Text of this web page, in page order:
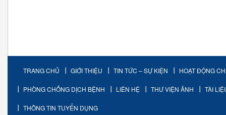
TRANG CHỦ GIỚI THIỆU TIN TỨC – SỰ KIỆN HOẠT ĐỘNG
PHÒNG CHỐNG DỊCH BỆNH LIÊN HỆ THƯ VIỆN ẢNH TÀI
THÔNG TIN TUYỂN DỤNG